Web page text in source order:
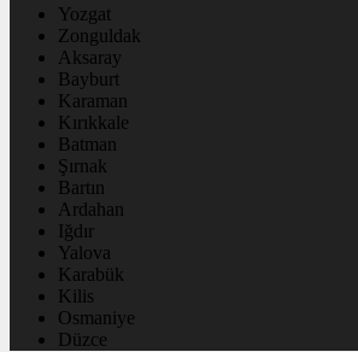
Yozgat
Zonguldak
Aksaray
Bayburt
Karaman
Kırıkkale
Batman
Şırnak
Bartın
Ardahan
Iğdır
Yalova
Karabük
Kilis
Osmaniye
Düzce